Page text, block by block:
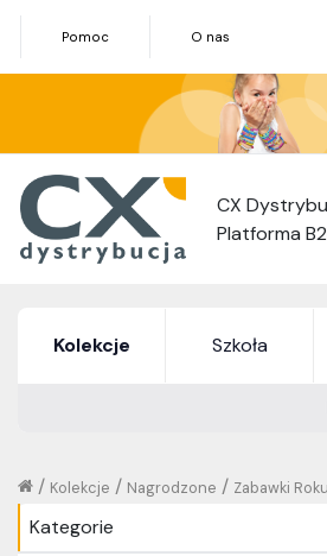
Pomoc O nas
CX
Platforma
Kolekcje Szkoła
Zabawki Roku
/
Nagrodzone
/
Kolekcje
/
Kategorie